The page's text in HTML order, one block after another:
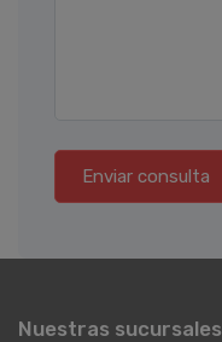
Enviar consulta
Nuestras sucursales